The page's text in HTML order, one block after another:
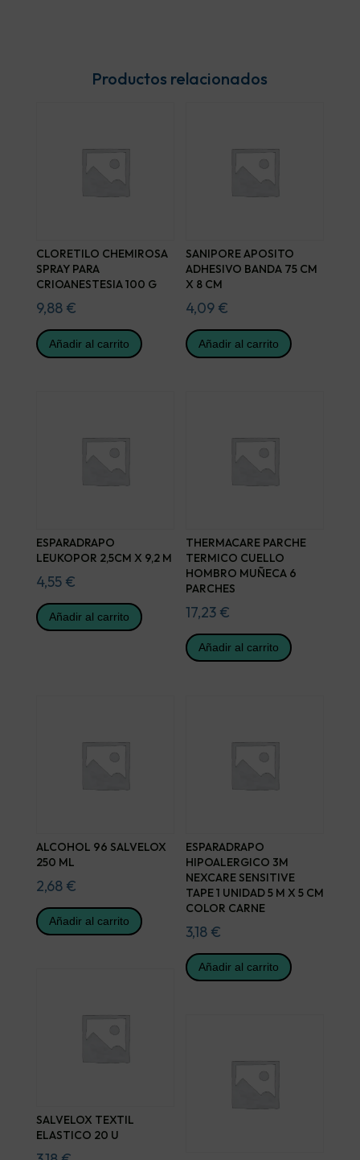
Productos relacionados
CLORETILO CHEMIROSA
SPRAY PARA
CRIOANESTESIA 100 G
9,88 €
Añadir al carrito
SANIPORE APOSITO
ADHESIVO BANDA 75 CM
X 8 CM
4,09 €
Añadir al carrito
ESPARADRAPO
LEUKOPOR 2,5CM X 9,2 M
4,55 €
Añadir al carrito
THERMACARE PARCHE
TERMICO CUELLO
HOMBRO MUÑECA 6
PARCHES
17,23 €
Añadir al carrito
ALCOHOL 96 SALVELOX
250 ML
2,68 €
Añadir al carrito
ESPARADRAPO
HIPOALERGICO 3M
NEXCARE SENSITIVE
TAPE 1 UNIDAD 5 M X 5 CM
COLOR CARNE
3,18 €
Añadir al carrito
SALVELOX TEXTIL
ELASTICO 20 U